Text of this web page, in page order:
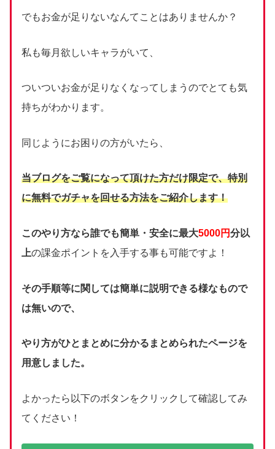
でもお金が足りないなんてことはありませんか？
私も毎月欲しいキャラがいて、
ついついお金が足りなくなってしまうのでとても気
持ちがわかります。
同じようにお困りの方がいたら、
当ブログをご覧になって頂けた方だけ限定で、特別
に無料でガチャを回せる方法をご紹介します！
このやり方なら誰でも簡単・安全に最大5000円分以
上の課金ポイントを入手する事も可能ですよ！
その手順等に関しては簡単に説明できる様なもので
は無いので、
やり方がひとまとめに分かるまとめられたページを
用意しました。
よかったら以下のボタンをクリックして確認してみ
てください！